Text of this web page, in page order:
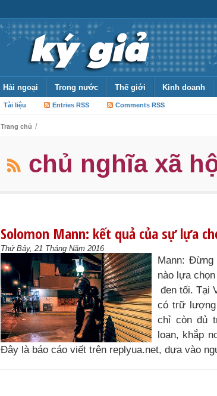
Hải ngoại Trong nước Thế giới Kinh doanh
Tài liệu Entries RSS Comments RSS
Trang chủ /
chủ nghĩa xã
Solomon Mann: kết quả của sự lựa
Thứ Bảy, 21 Tháng Năm 2016
Mann:
nào lựa
đen tối. Tại
có trữ
chỉ còn đủ
loạn, khắp
Đây là báo cáo viết trên replyua.net, dựa vào